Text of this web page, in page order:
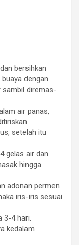
bersihkan
dengan
sambil diremas-
air panas,
setelah itu
gelas air dan
hingga
adonan permen
iris-iris sesuai
3-4 hari.
kedalam